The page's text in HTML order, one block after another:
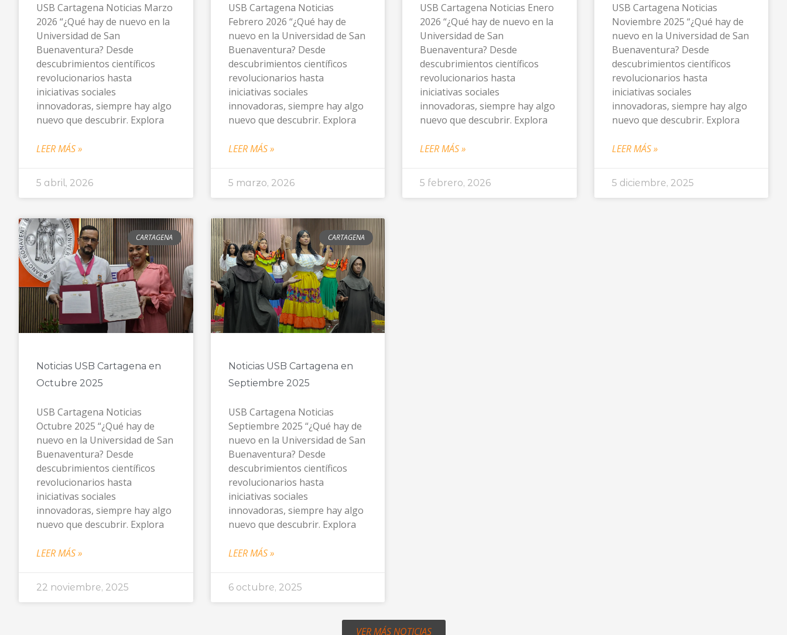
USB Cartagena Noticias Marzo
2026 “¿Qué hay de nuevo en la
Universidad de San
Buenaventura? Desde
descubrimientos científicos
revolucionarios hasta
iniciativas sociales
innovadoras, siempre hay algo
nuevo que descubrir. Explora
LEER MÁS »
5 abril, 2026
USB Cartagena Noticias
Febrero 2026 “¿Qué hay de
nuevo en la Universidad de San
Buenaventura? Desde
descubrimientos científicos
revolucionarios hasta
iniciativas sociales
innovadoras, siempre hay algo
nuevo que descubrir. Explora
LEER MÁS »
5 marzo, 2026
USB Cartagena Noticias Enero
2026 “¿Qué hay de nuevo en la
Universidad de San
Buenaventura? Desde
descubrimientos científicos
revolucionarios hasta
iniciativas sociales
innovadoras, siempre hay algo
nuevo que descubrir. Explora
LEER MÁS »
5 febrero, 2026
USB Cartagena Noticias
Noviembre 2025 “¿Qué hay de
nuevo en la Universidad de San
Buenaventura? Desde
descubrimientos científicos
revolucionarios hasta
iniciativas sociales
innovadoras, siempre hay algo
nuevo que descubrir. Explora
LEER MÁS »
5 diciembre, 2025
CARTAGENA
Noticias USB Cartagena en
Octubre 2025
USB Cartagena Noticias
Octubre 2025 “¿Qué hay de
nuevo en la Universidad de San
Buenaventura? Desde
descubrimientos científicos
revolucionarios hasta
iniciativas sociales
innovadoras, siempre hay algo
nuevo que descubrir. Explora
LEER MÁS »
22 noviembre, 2025
CARTAGENA
Noticias USB Cartagena en
Septiembre 2025
USB Cartagena Noticias
Septiembre 2025 “¿Qué hay de
nuevo en la Universidad de San
Buenaventura? Desde
descubrimientos científicos
revolucionarios hasta
iniciativas sociales
innovadoras, siempre hay algo
nuevo que descubrir. Explora
LEER MÁS »
6 octubre, 2025
VER MÁS NOTICIAS